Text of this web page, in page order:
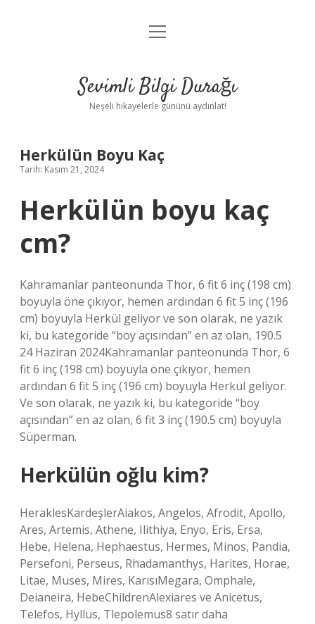
Anasayfa
Yasal Uyarı
menüyü
Sevimli Bilgi Durağı
Neşeli hikayelerle gününü aydınlat!
Herkülün Boyu Kaç
Tarih: Kasım 21, 2024
Herkülün boyu kaç
cm?
Kahramanlar panteonunda Thor, 6 fit 6 inç (198 cm)
boyuyla öne çıkıyor, hemen ardından 6 fit 5 inç (196
cm) boyuyla Herkül geliyor ve son olarak, ne yazık
ki, bu kategoride “boy açısından” en az olan, 190.5
24 Haziran 2024Kahramanlar panteonunda Thor, 6
fit 6 inç (198 cm) boyuyla öne çıkıyor, hemen
ardından 6 fit 5 inç (196 cm) boyuyla Herkül geliyor.
Ve son olarak, ne yazık ki, bu kategoride “boy
açısından” en az olan, 6 fit 3 inç (190.5 cm) boyuyla
Süperman.
Herkülün oğlu kim?
HeraklesKardeşlerAiakos, Angelos, Afrodit, Apollo,
Ares, Artemis, Athene, Ilithiya, Enyo, Eris, Ersa,
Hebe, Helena, Hephaestus, Hermes, Minos, Pandia,
Persefoni, Perseus, Rhadamanthys, Harites, Horae,
Litae, Muses, Mires, KarısıMegara, Omphale,
Deianeira, HebeChildrenAlexiares ve Anicetus,
Telefos, Hyllus, Tlepolemus8 satır daha